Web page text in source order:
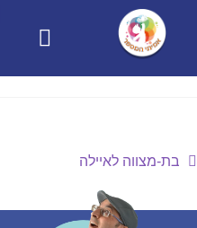
בת-מצווה לאיילה